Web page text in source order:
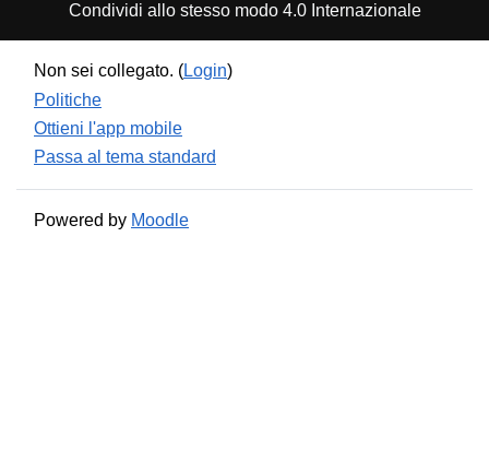
Condividi allo stesso modo 4.0 Internazionale
Non sei collegato. (Login)
Politiche
Ottieni l'app mobile
Passa al tema standard
Powered by Moodle